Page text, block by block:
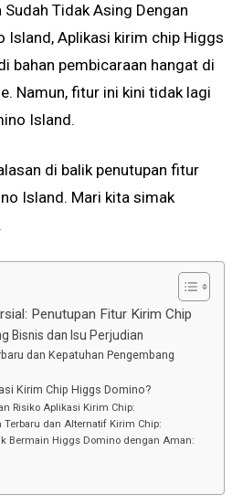
Tidak Asing Dengan
Island, Aplikasi kirim chip Higgs
bahan pembicaraan hangat di
Namun, fitur ini kini tidak lagi
Island.
di balik penutupan fitur
Island. Mari kita simak
Penutupan Fitur Kirim Chip
Bisnis dan Isu Perjudian
dan Kepatuhan Pengembang
Kirim Chip Higgs Domino?
Risiko Aplikasi Kirim Chip:
Terbaru dan Alternatif Kirim Chip:
Bermain Higgs Domino dengan Aman: